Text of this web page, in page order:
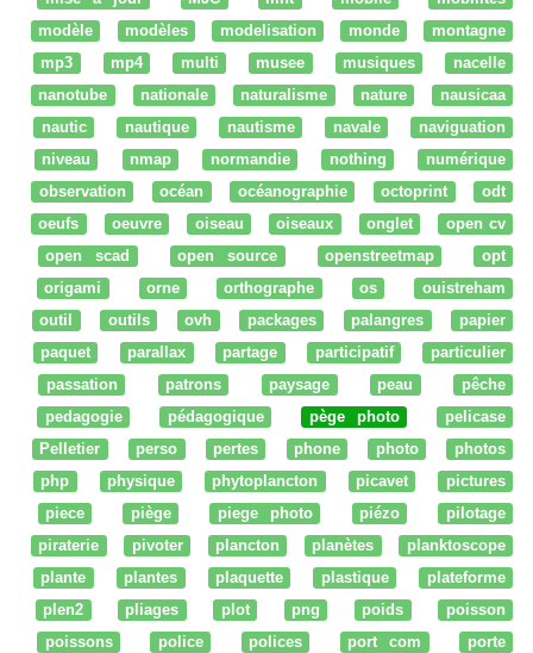
modèle
modèles modelisation monde
montagne
mp3
mp4 multi musee musiques
nacelle
nanotube
nationale naturalisme nature
nausicaa
nautic
nautique nautisme navale
naviguation
niveau
nmap normandie nothing
numérique
observation
océan océanographie octoprint
odt
oeufs
oeuvre oiseau oiseaux onglet
open cv
open scad
open source openstreetmap
opt
origami
orne orthographe os
ouistreham
outil
outils ovh packages palangres
papier
paquet
parallax partage participatif
particulier
passation
patrons paysage peau
pêche
pedagogie
pédagogique pège photo
pelicase
Pelletier
perso pertes phone photo
photos
php
physique phytoplancton picavet
pictures
piece
piège piege photo piézo
pilotage
piraterie
pivoter plancton planètes
planktoscope
plante
plantes plaquette plastique
plateforme
plen2
pliages plot png poids
poisson
poissons
police polices port com
porte